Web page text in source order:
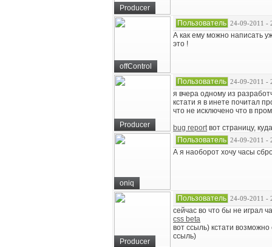
Producer
offControl
Пользователь 24-09-2011 -
А как ему можно написать
это !
Producer
Пользователь 24-09-2011 -
я вчера одному из
кстати я в инете почитал
что не исключено что в
bug reportвот страницу,
oniq
Пользователь 24-09-2011 -
А я наоборот хочу часы
Producer
Пользователь 24-09-2011 -
сейчас во что бы не играл
css beta
вот ссыль) кстати
ссыль)